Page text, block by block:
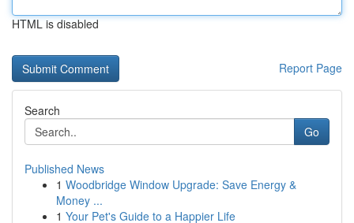
HTML is disabled
Report Page
Search
Go
Published News
1 Woodbridge Window Upgrade: Save Energy &
Money ...
1 Your Pet's Guide to a Happier Life